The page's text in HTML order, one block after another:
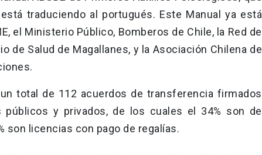
traduciendo al portugués. Este Manual ya está
el Ministerio Público, Bomberos de Chile, la Red de
de Salud de Magallanes, y la Asociación Chilena de
total de 112 acuerdos de transferencia firmados
públicos y privados, de los cuales el 34% son de
son licencias con pago de regalías.